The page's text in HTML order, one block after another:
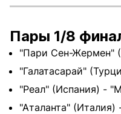
Пары 1/8
"Пари Сен-Жермен"
"Галатасарай"
"Реал" (Испания) -
"Аталанта"